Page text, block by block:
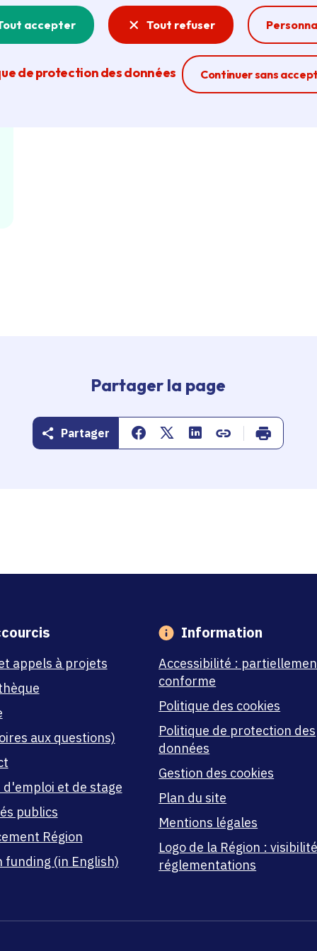
accepter Tout refuser
de protection des données Continuer sans
Ferme la
Partager la page
Partager Partager sur Facebook
Partager sur Twitter
Partager sur Linkedin
Copier dans le
Imprimer
appels à projets
aux questions)
et de stage
publics
Région
funding (in English)
Information
Accessibilité :
conforme
Politique des cookies
Politique de protection des
données
Gestion des cookies
Plan du site
Mentions légales
Logo de la Région :
réglementations